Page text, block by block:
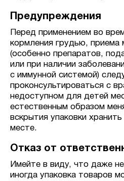
Предупреждения
Перед применением во
кормления грудью, приема
(особенно препаратов,
или при наличии
с иммунной системой)
проконсультироваться с
недоступном для детей
естественным образом
вскрытия упаковки
месте.
Отказ от
Имейте в виду, что даже
иногда упаковка товаров